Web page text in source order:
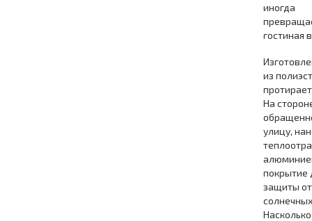
иногда
гостиная
из
На
улицу,
покрытие
защиты от